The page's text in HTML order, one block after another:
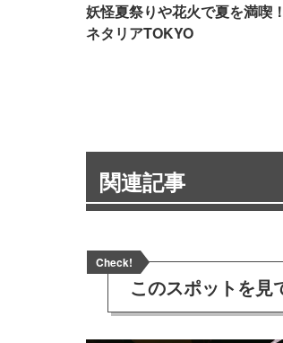
妖怪夏祭りや花火で夏を満喫
ネタリアTOKYO
関連記事
Check!
このスポットを見